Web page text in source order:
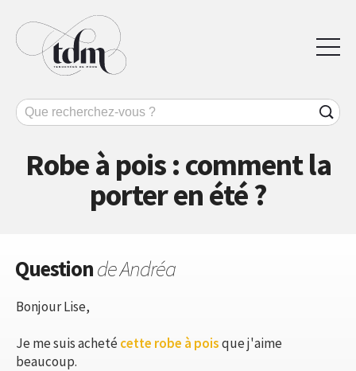
Robe à pois : comment la
porter en été ?
Questionde Andréa
Bonjour Lise,
Je me suis achetécette robe à poisque j'aime
beaucoup.